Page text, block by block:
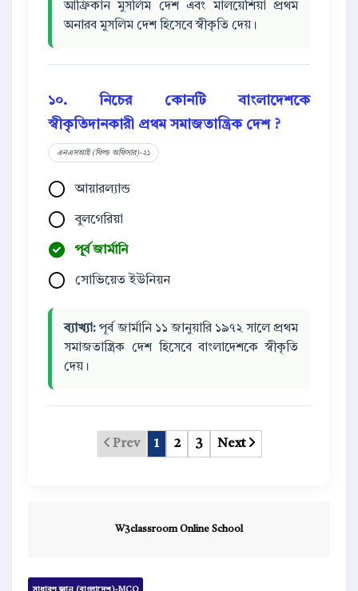
আফ্রিকান মুসলিম দেশ এবং মালয়েশিয়া প্রথম
অনারব মুসলিম দেশ হিসেবে স্বীকৃতি দেয়।
১০. নিচের কোনটি বাংলাদেশকে
স্বীকৃতিদানকারী প্রথম সমাজতান্ত্রিক দেশ ?
এনএসআই (ফিল্ড অফিসার)-২১
আয়ারল্যান্ড
বুলগেরিয়া
পূর্ব জার্মানি
সোভিয়েত ইউনিয়ন
ব্যাখ্যা: পূর্ব জার্মানি ১১ জানুয়ারি ১৯৭২ সালে প্রথম
সমাজতান্ত্রিক দেশ হিসেবে বাংলাদেশকে স্বীকৃতি
দেয়।
Prev 1 2 3 Next
W3classroom Online School